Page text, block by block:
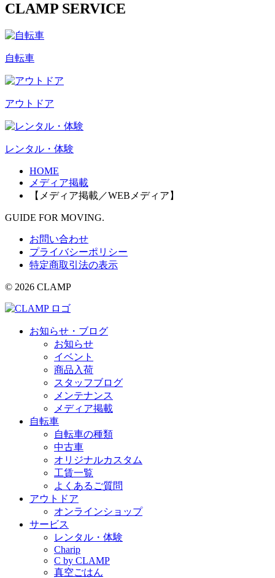
CLAMP SERVICE
自転車
アウトドア
レンタル・体験
HOME
メディア掲載
【メディア掲載／WEBメディア】
GUIDE FOR MOVING.
お問い合わせ
プライバシーポリシー
特定商取引法の表示
© 2026 CLAMP
お知らせ・ブログ
お知らせ
イベント
商品入荷
スタッフブログ
メンテナンス
メディア掲載
自転車
自転車の種類
中古車
オリジナルカスタム
工賃一覧
よくあるご質問
アウトドア
オンラインショップ
サービス
レンタル・体験
Charip
C by CLAMP
真空ごはん